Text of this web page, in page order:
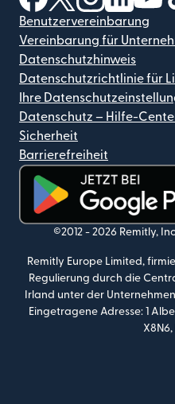
Benutzervereinbarung
Vereinbarung für
Datenschutzhinweis
Datenschutzrichtlinie für
Ihre
Datenschutz – Hilfe-
Sicherheit
Barrierefreiheit
(wird in einem neuen
©2012 - 2026 Remitly,
Remitly Europe Limited,
Regulierung durch die
Irland unter der
Eingetragene Adresse: 1